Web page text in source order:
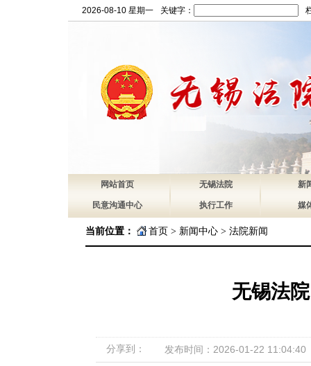
2026-08-10 星期一 关键字：
网站首页 无锡法院 新
民意沟通中心 执行工作 媒
当前位置： 首页 > 新闻中心 > 法院新闻
无锡法
分享到： 发布时间：2026-01-22 11:04:40